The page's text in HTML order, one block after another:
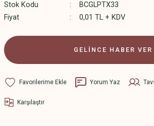
Stok Kodu
BCGLPTX33
Fiyat
0,01 TL + KDV
GELİNCE HABER VER
Yorum Yaz
Karşılaştır